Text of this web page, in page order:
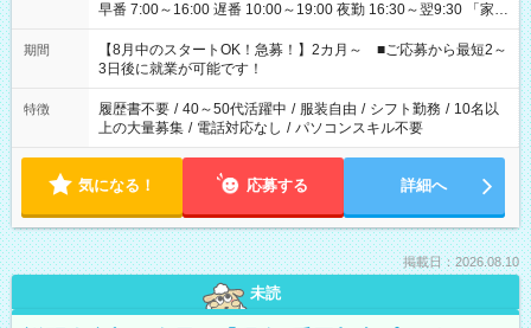
早番 7:00～16:00 遅番 10:00～19:00 夜勤 16:30～翌9:30 「家族
と休みを合わせたい」 「余裕を持って夕飯の準備がしたい」
「できれば残業はしたくない」 など、ご希望を教えてください
ね。 ※Wワーク希望の方へ 今ご覧のお仕事で希望する勤務時間
と、もう1つのお仕事の勤務時間。 合計で週40時間を超える場
合は応募できません。
期間
【8月中のスタートOK！急募！】2カ月～ ■ご応募から最短2～
3日後に就業が可能です！
特徴 履歴書不要 / 40～50代活躍中 / 服装自由 / シフト勤務 / 10名以
上の大量募集 / 電話対応なし / パソコンスキル不要
気になる！ 応募する 詳細へ
掲載日：2026.08.10
未読